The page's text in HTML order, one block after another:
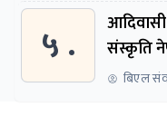
५ .
संस्कृति
पौडेल
बिएल